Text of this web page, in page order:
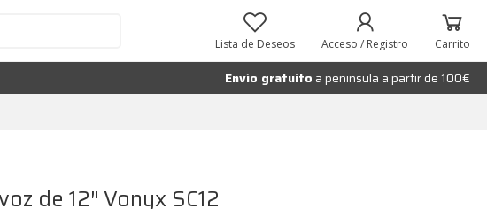
Lista de Deseos Acceso / Registro Carrito
Envío gratuito a peninsula a partir de 100€
de 12″ Vonyx SC12